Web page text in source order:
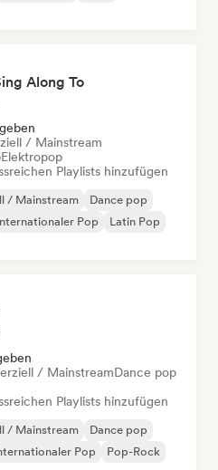
Along To
/ Mainstream
Elektropop
Playlists hinzufügen
/ Mainstream
Dance pop
Pop
Latin Pop
/ MainstreamDance pop
Playlists hinzufügen
/ Mainstream
Dance pop
Pop
Pop-Rock